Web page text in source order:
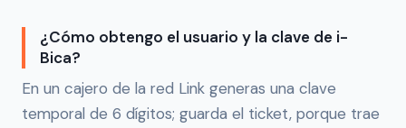
¿Cómo obtengo el usuario y la clave de i-
Bica?
En un cajero de la red Link generas una clave
temporal de 6 dígitos; guarda el ticket, porque trae